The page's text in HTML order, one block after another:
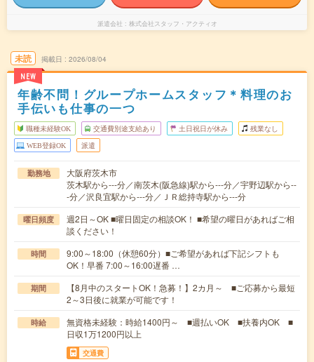
派遣会社 株式会社スタッフ・アクティオ
未読
NEW
掲載日 2026/08/04
年齢不問！グループホームスタッフ＊料理のお
手伝いも仕事の一つ
職種未経験OK 交通費別途支給あり 土日祝日が休み 残業なし
WEB登録OK 派遣
勤務地
大阪府茨木市
茨木駅から---分／南茨木(阪急線)駅から---分／宇野辺駅から--
-分／沢良宜駅から---分／ＪＲ総持寺駅から---分
曜日頻度
週2日～OK ■曜日固定の相談OK！ ■希望の曜日があればご相
談ください！
時間
9:00～18:00（休憩60分）■ご希望があれば下記シフトも
OK！早番 7:00～16:00遅番 …
期間
【8月中のスタートOK！急募！】2カ月～ ■ご応募から最短
2～3日後に就業が可能です！
時給
無資格未経験：時給1400円～ ■週払いOK ■扶養内OK ■
日収1万1200円以上
交通費